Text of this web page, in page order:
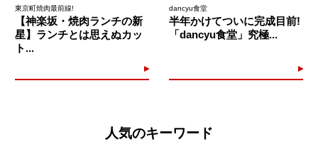
東京町焼肉最前線!
【神楽坂・焼肉ランチの新
星】ランチとは思えぬカッ
ト...
dancyu食堂
半年かけてついに完成目前!
「dancyu食堂」究極...
人気のキーワード